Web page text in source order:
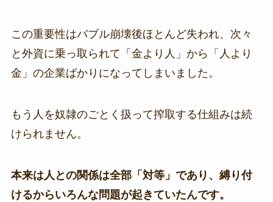
この重要性はバブル崩壊後ほとんど失われ、次々
と外資に乗っ取られて「金より人」から「人より
金」の企業ばかりになってしまいました。
もう人を奴隷のごとく扱って搾取する仕組みは続
けられません。
本来は人との関係は全部「対等」であり、縛り付
けるからいろんな問題が起きていたんです。